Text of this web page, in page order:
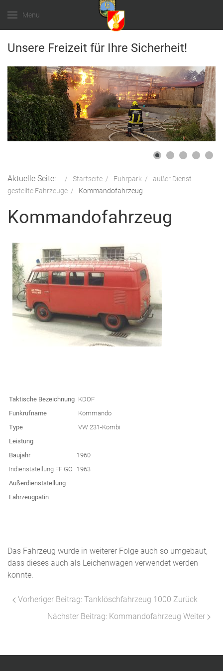
Menu
Unsere Freizeit für Ihre Sicherheit!
Aktuelle Seite: Startseite Fuhrpark
außer Dienst
gestellte Fahrzeuge
Kommandofahrzeug
Kommandofahrzeug
Taktische Bezeichnung KDOF
Funkrufname
Kommando
Type
VW 231-Kombi
Leistung
Baujahr
1960
Indienststellung FF GÖ
1963
Außerdienststellung
Fahrzeugpatin
Das Fahrzeug wurde in weiterer Folge auch so umgebaut,
dass dieses auch als Leichenwagen verwendet werden
konnte.
Vorheriger Beitrag: Tanklöschfahrzeug 1000 Zurück
Nächster Beitrag: Kommandofahrzeug Weiter